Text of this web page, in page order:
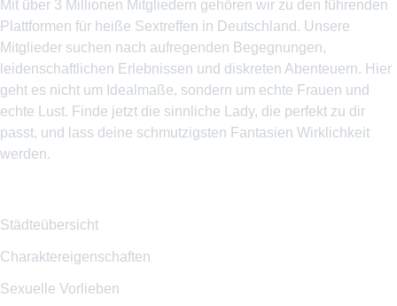
Mit über 3 Millionen Mitgliedern gehören wir zu den führenden
Plattformen für heiße Sextreffen in Deutschland. Unsere
Mitglieder suchen nach aufregenden Begegnungen,
leidenschaftlichen Erlebnissen und diskreten Abenteuern. Hier
geht es nicht um Idealmaße, sondern um echte Frauen und
echte Lust. Finde jetzt die sinnliche Lady, die perfekt zu dir
passt, und lass deine schmutzigsten Fantasien Wirklichkeit
werden.
Städteübersicht
Charaktereigenschaften
Sexuelle Vorlieben